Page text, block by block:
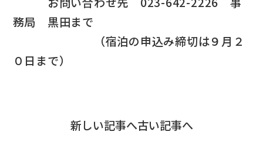
務局 黒田まで
（宿泊の申込み締切は９月２
０日まで）
新しい記事へ古い記事へ